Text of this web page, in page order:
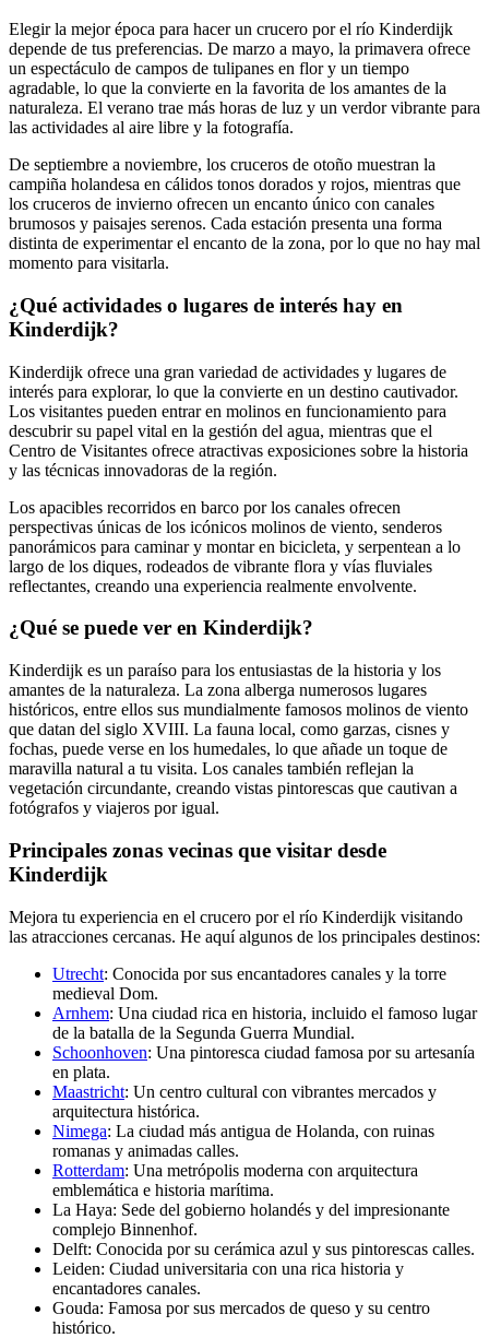
Elegir la mejor época para hacer un crucero por el río Kinderdijk
depende de tus preferencias. De marzo a mayo, la primavera ofrece
un espectáculo de campos de tulipanes en flor y un tiempo
agradable, lo que la convierte en la favorita de los amantes de la
naturaleza. El verano trae más horas de luz y un verdor vibrante para
las actividades al aire libre y la fotografía.
De septiembre a noviembre, los cruceros de otoño muestran la
campiña holandesa en cálidos tonos dorados y rojos, mientras que
los cruceros de invierno ofrecen un encanto único con canales
brumosos y paisajes serenos. Cada estación presenta una forma
distinta de experimentar el encanto de la zona, por lo que no hay mal
momento para visitarla.
¿Qué actividades o lugares de interés hay en
Kinderdijk?
Kinderdijk ofrece una gran variedad de actividades y lugares de
interés para explorar, lo que la convierte en un destino cautivador.
Los visitantes pueden entrar en molinos en funcionamiento para
descubrir su papel vital en la gestión del agua, mientras que el
Centro de Visitantes ofrece atractivas exposiciones sobre la historia
y las técnicas innovadoras de la región.
Los apacibles recorridos en barco por los canales ofrecen
perspectivas únicas de los icónicos molinos de viento, senderos
panorámicos para caminar y montar en bicicleta, y serpentean a lo
largo de los diques, rodeados de vibrante flora y vías fluviales
reflectantes, creando una experiencia realmente envolvente.
¿Qué se puede ver en Kinderdijk?
Kinderdijk es un paraíso para los entusiastas de la historia y los
amantes de la naturaleza. La zona alberga numerosos lugares
históricos, entre ellos sus mundialmente famosos molinos de viento
que datan del siglo XVIII. La fauna local, como garzas, cisnes y
fochas, puede verse en los humedales, lo que añade un toque de
maravilla natural a tu visita. Los canales también reflejan la
vegetación circundante, creando vistas pintorescas que cautivan a
fotógrafos y viajeros por igual.
Principales zonas vecinas que visitar desde
Kinderdijk
Mejora tu experiencia en el crucero por el río Kinderdijk visitando
las atracciones cercanas. He aquí algunos de los principales destinos:
Utrecht: Conocida por sus encantadores canales y la torre
medieval Dom.
Arnhem: Una ciudad rica en historia, incluido el famoso lugar
de la batalla de la Segunda Guerra Mundial.
Schoonhoven: Una pintoresca ciudad famosa por su artesanía
en plata.
Maastricht: Un centro cultural con vibrantes mercados y
arquitectura histórica.
Nimega: La ciudad más antigua de Holanda, con ruinas
romanas y animadas calles.
Rotterdam: Una metrópolis moderna con arquitectura
emblemática e historia marítima.
La Haya: Sede del gobierno holandés y del impresionante
complejo Binnenhof.
Delft: Conocida por su cerámica azul y sus pintorescas calles.
Leiden: Ciudad universitaria con una rica historia y
encantadores canales.
Gouda: Famosa por sus mercados de queso y su centro
histórico.